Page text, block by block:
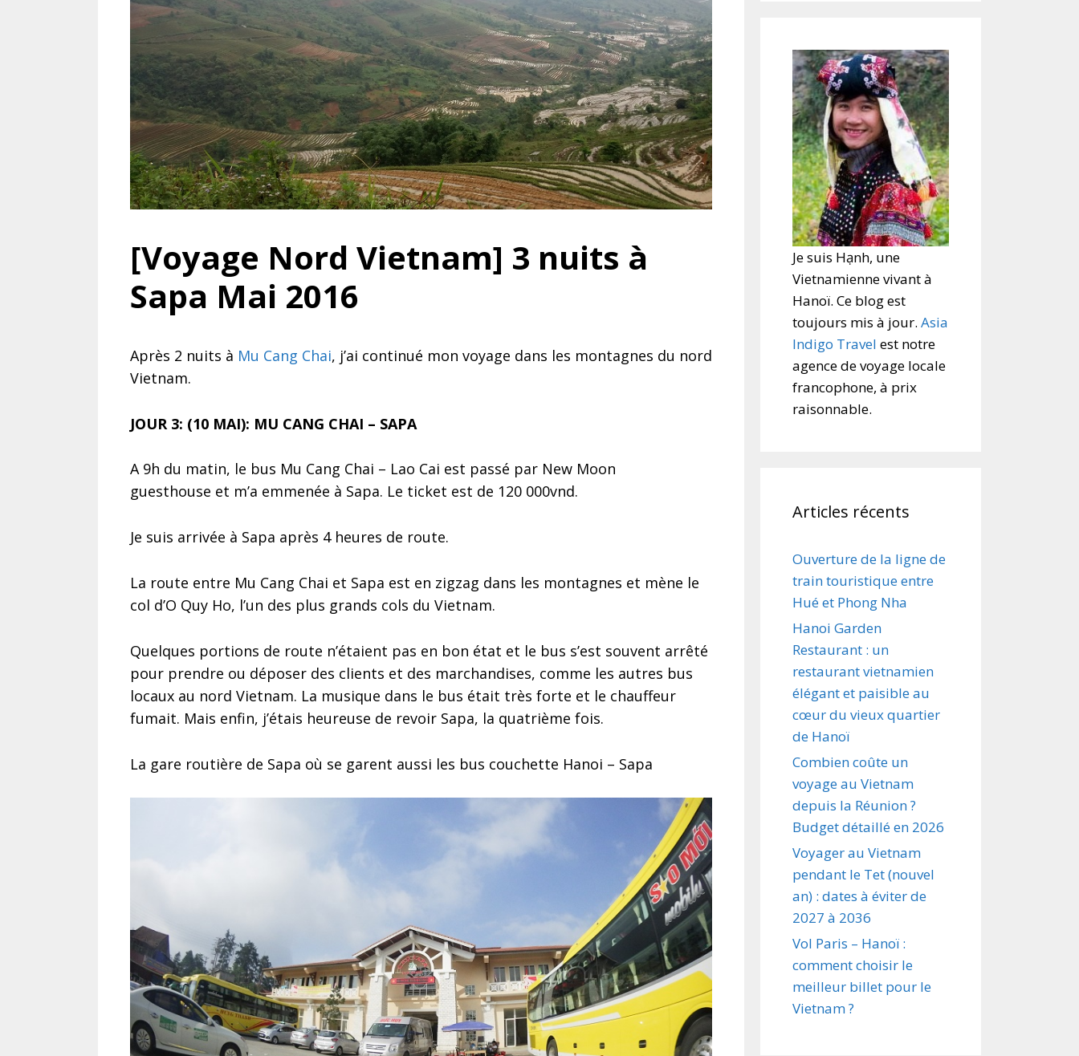
[Voyage Nord Vietnam] 3 nuits à
Sapa Mai 2016
Après 2 nuits à Mu Cang Chai, j’ai continué mon voyage dans les montagnes du nord
Vietnam.
JOUR 3: (10 MAI): MU CANG CHAI – SAPA
A 9h du matin, le bus Mu Cang Chai – Lao Cai est passé par New Moon
guesthouse et m’a emmenée à Sapa. Le ticket est de 120 000vnd.
Je suis arrivée à Sapa après 4 heures de route.
La route entre Mu Cang Chai et Sapa est en zigzag dans les montagnes et mène le
col d’O Quy Ho, l’un des plus grands cols du Vietnam.
Quelques portions de route n’étaient pas en bon état et le bus s’est souvent arrêté
pour prendre ou déposer des clients et des marchandises, comme les autres bus
locaux au nord Vietnam. La musique dans le bus était très forte et le chauffeur
fumait. Mais enfin, j’étais heureuse de revoir Sapa, la quatrième fois.
La gare routière de Sapa où se garent aussi les bus couchette Hanoi – Sapa
Je suis Hạnh, une
Vietnamienne vivant à
Hanoï. Ce blog est
toujours mis à jour. Asia
Indigo Travel est notre
agence de voyage locale
francophone, à prix
raisonnable.
Articles récents
Ouverture de la ligne de
train touristique entre
Hué et Phong Nha
Hanoi Garden
Restaurant : un
restaurant vietnamien
élégant et paisible au
cœur du vieux quartier
de Hanoï
Combien coûte un
voyage au Vietnam
depuis la Réunion ?
Budget détaillé en 2026
Voyager au Vietnam
pendant le Tet (nouvel
an) : dates à éviter de
2027 à 2036
Vol Paris – Hanoï :
comment choisir le
meilleur billet pour le
Vietnam ?